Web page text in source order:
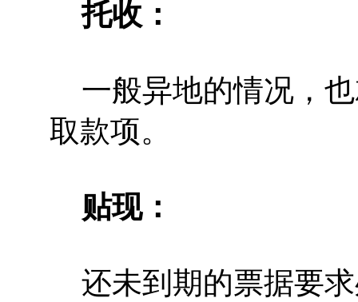
托收：
一般异地的情况，
取款项。
贴现：
还未到期的票据要